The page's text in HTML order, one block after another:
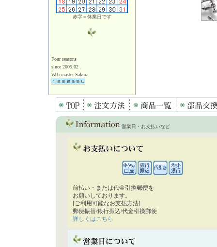
赤字＝休業日です
Four seasons
since 2005.02
Web master Sakura
営業日・お支払いなど
前払い・または代金引換郵便を
お願いしております。
[ご利用可能なお支払方法]
郵便振替/銀行振込/代金引換郵便
詳しくはこちら